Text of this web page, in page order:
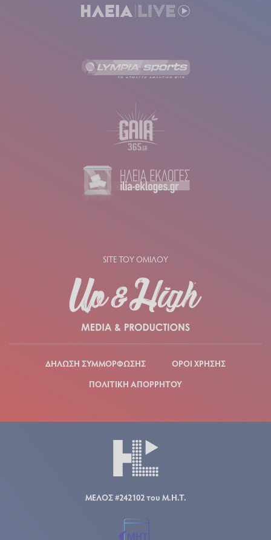
SITE ΤΟΥ ΟΜΙΛΟΥ
ΔΗΛΩΣΗ ΣΥΜΜΟΡΦΩΣΗΣ
ΟΡΟΙ ΧΡΗΣΗΣ
ΠΟΛΙΤΙΚΗ ΑΠΟΡΡΗΤΟΥ
ΜΕΛΟΣ #242102 του Μ.Η.Τ.